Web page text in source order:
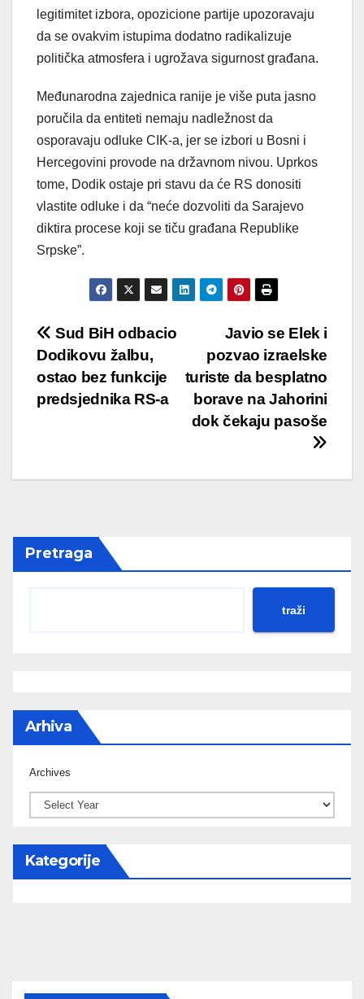
legitimitet izbora, opozicione partije upozoravaju
da se ovakvim istupima dodatno radikalizuje
politička atmosfera i ugrožava sigurnost građana.
Međunarodna zajednica ranije je više puta jasno
poručila da entiteti nemaju nadležnost da
osporavaju odluke CIK-a, jer se izbori u Bosni i
Hercegovini provode na državnom nivou. Uprkos
tome, Dodik ostaje pri stavu da će RS donositi
vlastite odluke i da “neće dozvoliti da Sarajevo
diktira procese koji se tiču građana Republike
Srpske”.
Post
navigation
Javio se Elek i
pozvao izraelske
turiste da besplatno
borave na Jahorini
dok čekaju pasoše
Sud BiH odbacio
Dodikovu žalbu,
ostao bez funkcije
predsjednika RS-a
Pretraga
traži
Arhiva
Archives
Kategorije